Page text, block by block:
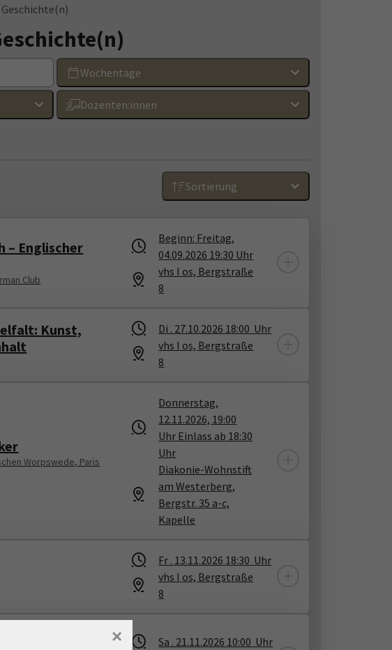
Wochentage
Dozenten:innen
Sortierung
– Englischer
Club
Beginn: Freitag,
04.09.2026 19:30 Uhr
vhs I os, Bergstraße
8
Kunst,
Di . 27.10.2026 18:00 Uhr
vhs I os, Bergstraße
8
Worpswede, Paris
Donnerstag,
12.11.2026, 19:00
Uhr Einlass ab 18:30
Uhr
Diakonie-Wohnstift
am Westerberg,
Bergstr. 35 a-c,
Kapelle
Fr . 13.11.2026 18:30 Uhr
vhs I os, Bergstraße
8
Sa . 21.11.2026 10:00 Uhr
×